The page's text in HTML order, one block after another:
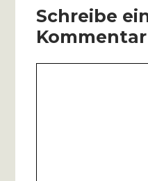
Schreibe
Kommentar